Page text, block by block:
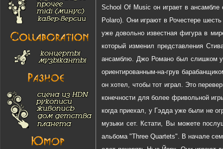
School Of Music он играет в
Polaro). Они играют в Рочестере
уже довольно известная фигура в
который изменил представления
ансамблю. Джо Романо был слишком
ориентированным-на-грув
он хотел, чтобы тот играл. Это
конечности для более фривольной
когда приехал, у Гэдда уже были не
музыки сет. Кстати, Вы можете
альбома "Three Quartets". В начале